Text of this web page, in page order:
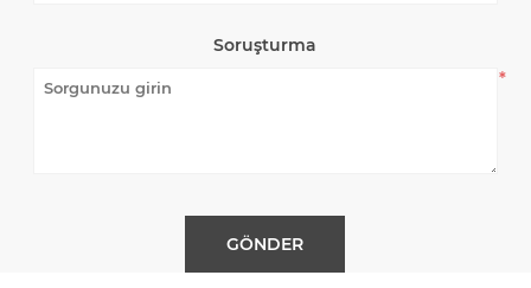
Soruşturma
*